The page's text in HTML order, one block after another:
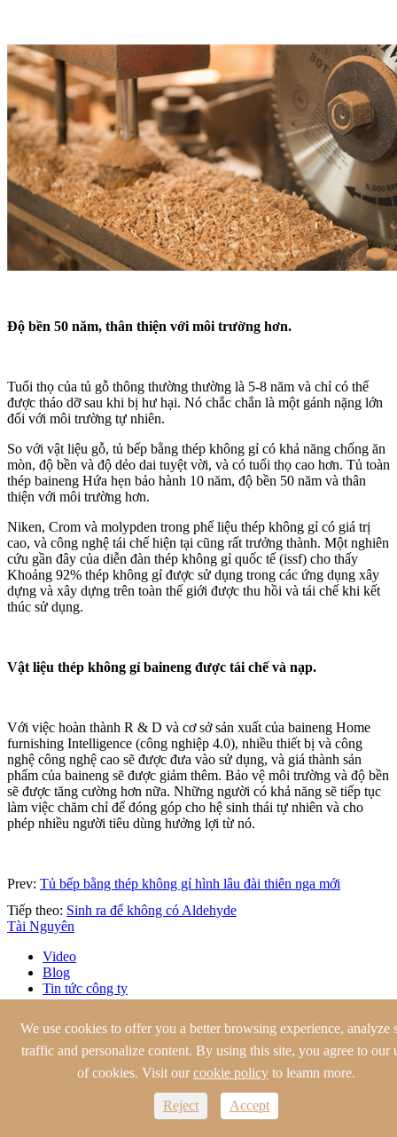
Độ bền 50 năm, thân thiện với môi trường hơn.
Tuổi thọ của tủ gỗ thông thường thường là 5-8 năm và chỉ có thể
được tháo dỡ sau khi bị hư hại. Nó chắc chắn là một gánh nặng lớn
đối với môi trường tự nhiên.
So với vật liệu gỗ, tủ bếp bằng thép không gỉ có khả năng chống ăn
mòn, độ bền và độ dẻo dai tuyệt vời, và có tuổi thọ cao hơn. Tủ toàn
thép baineng Hứa hẹn bảo hành 10 năm, độ bền 50 năm và thân
thiện với môi trường hơn.
Niken, Crom và molypden trong phế liệu thép không gỉ có giá trị
cao, và công nghệ tái chế hiện tại cũng rất trưởng thành. Một nghiên
cứu gần đây của diễn đàn thép không gỉ quốc tế (issf) cho thấy
Khoảng 92% thép không gỉ được sử dụng trong các ứng dụng xây
dựng và xây dựng trên toàn thế giới được thu hồi và tái chế khi kết
thúc sử dụng.
Vật liệu thép không gỉ baineng được tái chế và nạp.
Với việc hoàn thành R & D và cơ sở sản xuất của baineng Home
furnishing Intelligence (công nghiệp 4.0), nhiều thiết bị và công
nghệ công nghệ cao sẽ được đưa vào sử dụng, và giá thành sản
phẩm của baineng sẽ được giảm thêm. Bảo vệ môi trường và độ bền
sẽ được tăng cường hơn nữa. Những người có khả năng sẽ tiếp tục
làm việc chăm chỉ để đóng góp cho hệ sinh thái tự nhiên và cho
phép nhiều người tiêu dùng hưởng lợi từ nó.
Prev: Tủ bếp bằng thép không gỉ hình lâu đài thiên nga mới
Tiếp theo: Sinh ra để không có Aldehyde
Tài Nguyên
Video
Blog
Tin tức công ty
Tủ bếp inox 
Tủ bếp inox hiện đại
Tủ bếp phong cách Châu Âu
Tủ bếp truyền thống
We use cookies to offer you a better browsing experience, analyze
traffic and personalize content. By using this site, you agree to our
of cookies. Visit ourcookie policy to leamn more.
Reject Accept